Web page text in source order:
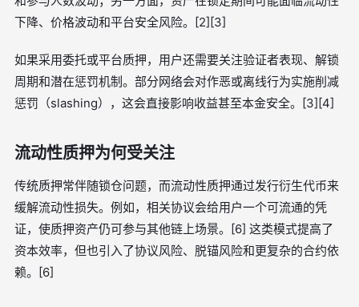
下降、价格波动和平台安全风险。[2][3]
如果采用委托或平台质押，用户还需要关注验证者表现、解锁
周期和潜在惩罚机制。部分网络会对作恶或离线行为实施削减
惩罚（slashing），这会直接影响收益甚至本金安全。[3][4]
流动性质押为何受关注
传统质押常伴随锁仓问题，而流动性质押通过发行衍生代币来
缓解流动性损失。例如，相关协议会给用户一个可流通的凭
证，使质押资产仍可参与其他链上场景。[6] 这类模式提高了
资本效率，但也引入了协议风险、脱锚风险和更复杂的合约依
赖。[6]